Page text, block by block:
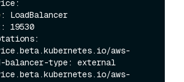
: LoadBalancer
19530
aws-
balancer-type: external
aws-